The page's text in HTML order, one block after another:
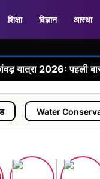
शिक्षा विज्ञान आस्था
पहली बार AI कैमरों और
Conservation